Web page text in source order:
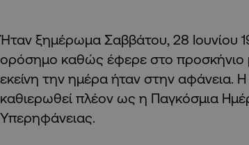
Ήταν ξημέρωμα Σαββάτου, 28 Ιουνίου
ορόσημο καθώς έφερε στο
εκείνη την ημέρα ήταν στην αφάνεια.
καθιερωθεί πλέον ως η Παγκόσμια
Υπερηφάνειας.